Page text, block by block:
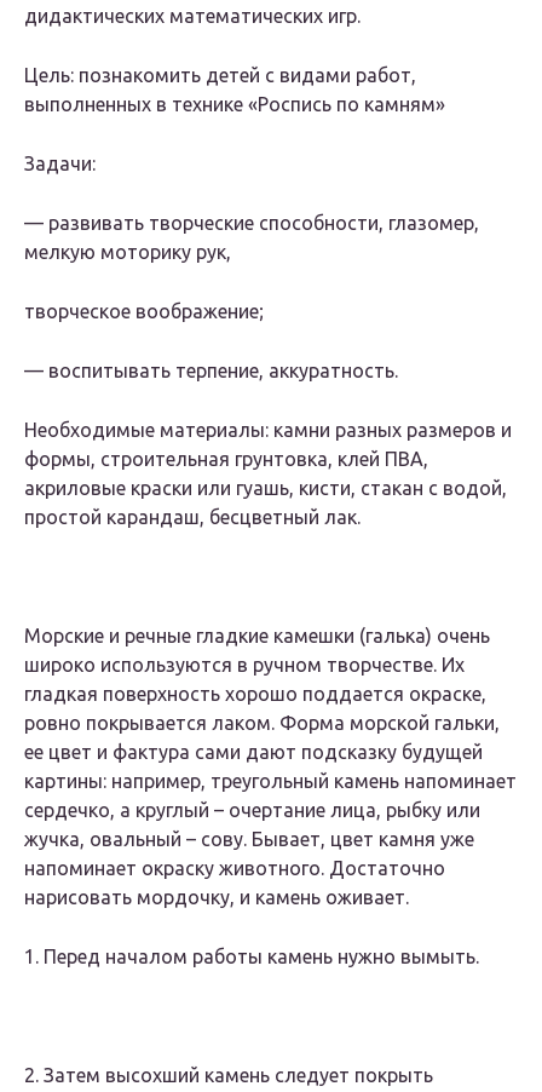
дидактических математических игр.
Цель: познакомить детей с видами работ,
выполненных в технике «Роспись по камням»
Задачи:
— развивать творческие способности, глазомер,
мелкую моторику рук,
творческое воображение;
— воспитывать терпение, аккуратность.
Необходимые материалы: камни разных размеров и
формы, строительная грунтовка, клей ПВА,
акриловые краски или гуашь, кисти, стакан с водой,
простой карандаш, бесцветный лак.
Морские и речные гладкие камешки (галька) очень
широко используются в ручном творчестве. Их
гладкая поверхность хорошо поддается окраске,
ровно покрывается лаком. Форма морской гальки,
ее цвет и фактура сами дают подсказку будущей
картины: например, треугольный камень напоминает
сердечко, а круглый – очертание лица, рыбку или
жучка, овальный – сову. Бывает, цвет камня уже
напоминает окраску животного. Достаточно
нарисовать мордочку, и камень оживает.
1. Перед началом работы камень нужно вымыть.
2. Затем высохший камень следует покрыть